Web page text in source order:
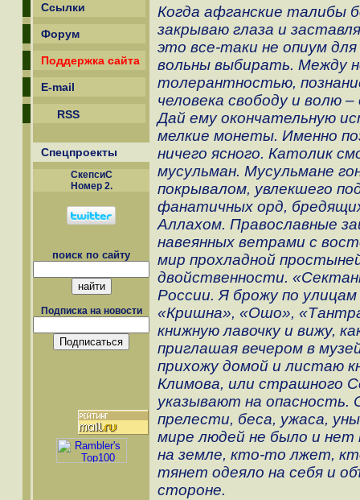
Ссылки
Форум
Поддержка сайта
E-mail
RSS
Спецпроекты
СкепсиС
Номер 2.
поиск по сайту
Подписка на новости
Когда афганские талибы
закрываю глаза и
это все-таки не опиум
вольны выбирать. Между
толерантностью,
человека свободу и волю
Дай ему окончательную
мелкие монеты. Именно
ничего ясного. Католик
мусульман. Мусульмане
покрывалом, увлекшего
фанатичных орд,
Аллахом. Православные
навеянных ветрами с
мир прохладной
двойственности.
России. Я брожу по
«Кришна», «Ошо»,
книжную лавочку и вижу,
приглашая вечером в
прихожу домой и листаю
Климова, или страшного
указывают на опасность.
прелести, беса, ужаса,
мире людей не было и нет
на земле, кто-то лжет,
тянет одеяло на себя и
стороне.